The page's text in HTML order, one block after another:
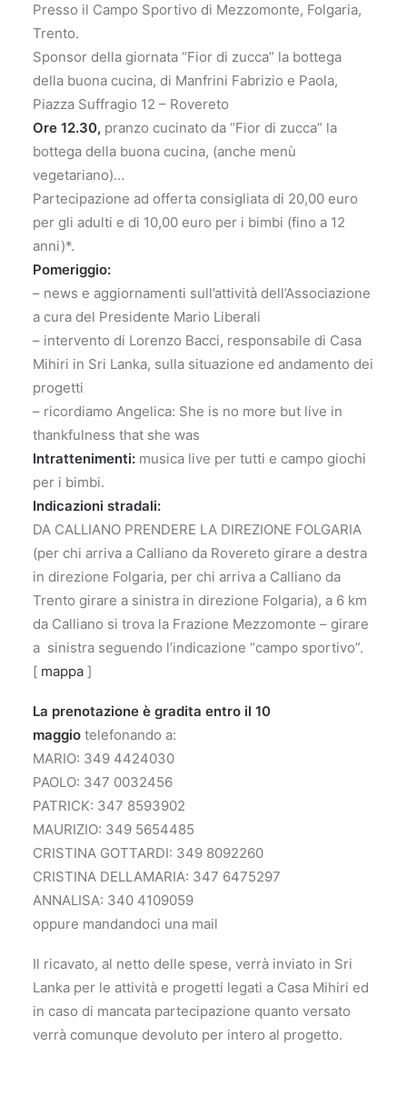
Presso il Campo Sportivo di Mezzomonte, Folgaria,
Trento.
Sponsor della giornata “Fior di zucca” la bottega
della buona cucina, di Manfrini Fabrizio e Paola,
Piazza Suffragio 12 – Rovereto
Ore 12.30, pranzo cucinato da “Fior di zucca” la
bottega della buona cucina, (anche menù
vegetariano)…
Partecipazione ad offerta consigliata di 20,00 euro
per gli adulti e di 10,00 euro per i bimbi (fino a 12
anni)*.
Pomeriggio:
– news e aggiornamenti sull’attività dell’Associazione
a cura del Presidente Mario Liberali
– intervento di Lorenzo Bacci, responsabile di Casa
Mihiri in Sri Lanka, sulla situazione ed andamento dei
progetti
– ricordiamo Angelica: She is no more but live in
thankfulness that she was
Intrattenimenti: musica live per tutti e campo giochi
per i bimbi.
Indicazioni stradali:
DA CALLIANO PRENDERE LA DIREZIONE FOLGARIA
(per chi arriva a Calliano da Rovereto girare a destra
in direzione Folgaria, per chi arriva a Calliano da
Trento girare a sinistra in direzione Folgaria), a 6 km
da Calliano si trova la Frazione Mezzomonte – girare
a sinistra seguendo l’indicazione “campo sportivo”.
[ mappa ]
La prenotazione è gradita entro il 10
maggio telefonando a:
MARIO: 349 4424030
PAOLO: 347 0032456
PATRICK: 347 8593902
MAURIZIO: 349 5654485
CRISTINA GOTTARDI: 349 8092260
CRISTINA DELLAMARIA: 347 6475297
ANNALISA: 340 4109059
oppure mandandoci una mail
Il ricavato, al netto delle spese, verrà inviato in Sri
Lanka per le attività e progetti legati a Casa Mihiri ed
in caso di mancata partecipazione quanto versato
verrà comunque devoluto per intero al progetto.